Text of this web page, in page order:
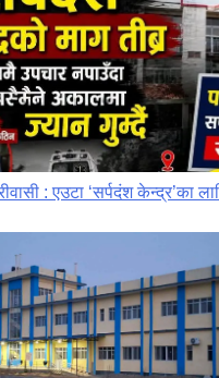
: एउटा ‘सर्पदंश केन्द्र’का